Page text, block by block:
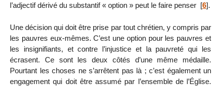
l’adjectif dérivé du substantif « option » peut le faire penser [6].
Une décision qui doit être prise par tout chrétien, y compris par
les pauvres eux-mêmes. C’est une option pour les pauvres et
les insignifiants, et contre l’injustice et la pauvreté qui les
écrasent. Ce sont les deux côtés d’une même médaille.
Pourtant les choses ne s’arrêtent pas là ; c’est également un
engagement qui doit être assumé par l’ensemble de l’Église.